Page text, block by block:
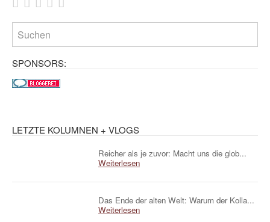
SPONSORS:
LETZTE KOLUMNEN + VLOGS
Reicher als je zuvor: Macht uns die glob...
Weiterlesen
Das Ende der alten Welt: Warum der Kolla...
Weiterlesen